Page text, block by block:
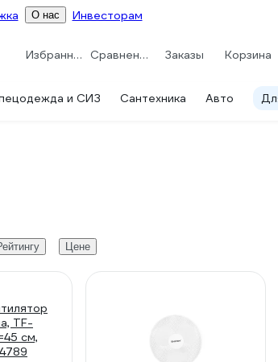
О нас Инвесторам
Избранное Сравнение Заказы Корзина
и СИЗ Сантехника Авто
Цене